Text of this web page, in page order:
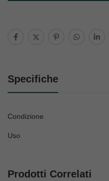
Specifiche
Condizione
Uso
Prodotti Correlati